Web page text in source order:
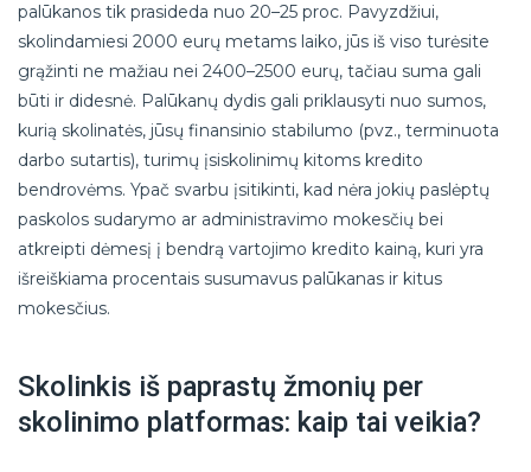
palūkanos tik prasideda nuo 20–25 proc. Pavyzdžiui,
skolindamiesi 2000 eurų metams laiko, jūs iš viso turėsite
grąžinti ne mažiau nei 2400–2500 eurų, tačiau suma gali
būti ir didesnė. Palūkanų dydis gali priklausyti nuo sumos,
kurią skolinatės, jūsų finansinio stabilumo (pvz., terminuota
darbo sutartis), turimų įsiskolinimų kitoms kredito
bendrovėms. Ypač svarbu įsitikinti, kad nėra jokių paslėptų
paskolos sudarymo ar administravimo mokesčių bei
atkreipti dėmesį į bendrą vartojimo kredito kainą, kuri yra
išreiškiama procentais susumavus palūkanas ir kitus
mokesčius.
Skolinkis iš paprastų žmonių per
skolinimo platformas: kaip tai veikia?